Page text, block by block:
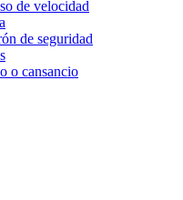
de velocidad
de seguridad
o cansancio